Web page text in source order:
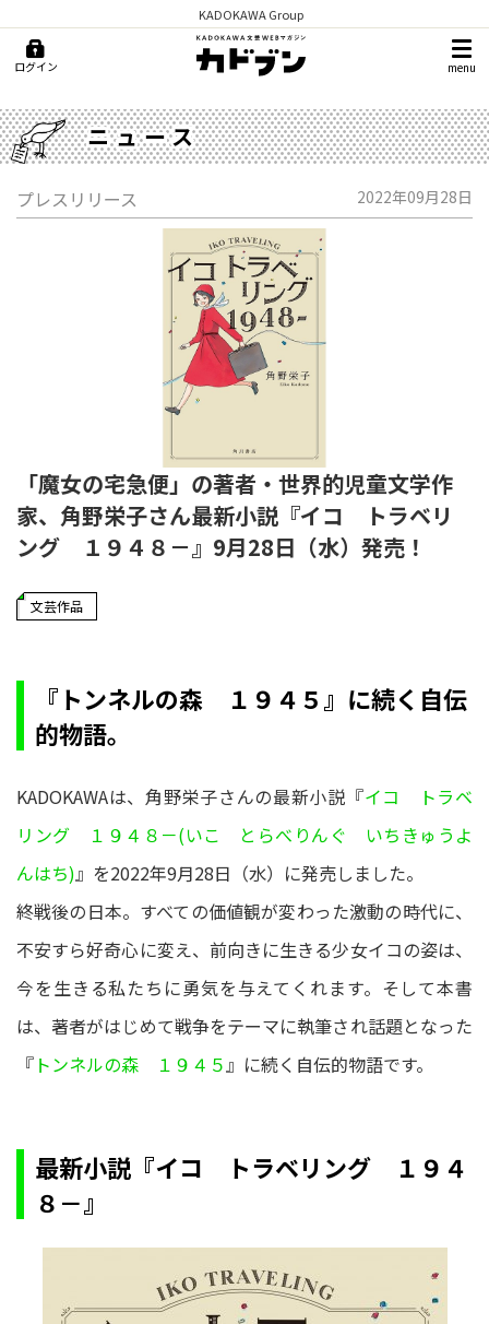
KADOKAWA Group
ログイン menu
ニュース
プレスリリース 2022年09月28日
「魔女の宅急便」の著者・世界的児童文学作
家、角野栄子さん最新小説『イコ トラベリ
ング １９４８－』9月28日（水）発売！
文芸作品
『トンネルの森 １９４５』に続く自伝
的物語。
KADOKAWAは、角野栄子さんの最新小説『イコ トラベ
リング １９４８－(いこ とらべりんぐ いちきゅうよ
んはち)』を2022年9月28日（水）に発売しました。
終戦後の日本。すべての価値観が変わった激動の時代に、
不安すら好奇心に変え、前向きに生きる少女イコの姿は、
今を生きる私たちに勇気を与えてくれます。そして本書
は、著者がはじめて戦争をテーマに執筆され話題となった
『 トンネルの森 １９４５』に続く自伝的物語です。
最新小説『イコ トラベリング １９４
８－』